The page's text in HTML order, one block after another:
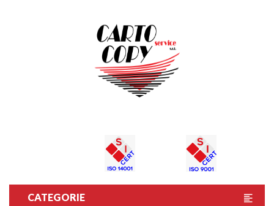
CATEGORIE